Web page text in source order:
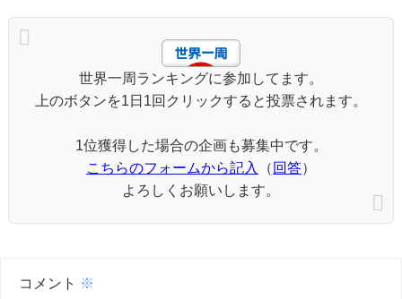
世界一周ランキングに参加してます。
上のボタンを1日1回クリックすると投票されます。
1位獲得した場合の企画も募集中です。
こちらのフォームから記入
（ 回答）
よろしくお願いします。
コメント ※